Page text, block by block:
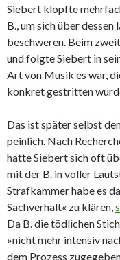
Siebert klopfte
B., um sich über
beschweren. Beim
und folgte Siebert in
Art von Musik es war,
konkret gestritten
Das ist später selbst
peinlich. Nach
hatte Siebert sich oft
mit der B. in voller
Strafkammer habe es
Sachverhalt« zu klären,
Da B. die tödlichen
»nicht mehr intensiv
dem Prozess